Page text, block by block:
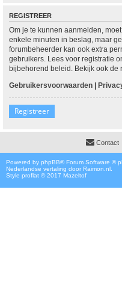
REGISTREER
Om je te kunnen aanmelden,
enkele minuten in beslag, maar
forumbeheerder kan ook extra
gebruikers. Lees voor registratie
bijbehorend beleid. Bekijk ook de
Gebruikersvoorwaarden |
Registreer
Contact
Powered by phpBB® Forum Software ©
Nederlandse vertaling door Raimon.nl
Style proflat © 2017 Mazeltof